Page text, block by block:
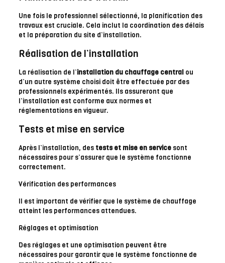
Une fois le professionnel sélectionné, la planification des
travaux est cruciale. Cela inclut la coordination des délais
et la préparation du site d’installation.
Réalisation de l’installation
La réalisation de l’installation du chauffage centralou
d’un autre système choisi doit être effectuée par des
professionnels expérimentés. Ils assureront que
l’installation est conforme aux normes et
réglementations en vigueur.
Tests et mise en service
Après l’installation, des tests et mise en servicesont
nécessaires pour s’assurer que le système fonctionne
correctement.
Vérification des performances
Il est important de vérifier que le système de chauffage
atteint les performances attendues.
Réglages et optimisation
Des réglages et une optimisation peuvent être
nécessaires pour garantir que le système fonctionne de